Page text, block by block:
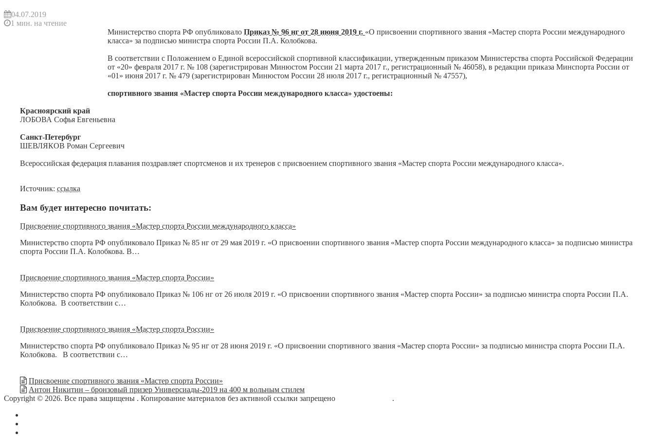
04.07.2019
1 мин. на чтение
Министерство спорта РФ опубликовалоПриказ № 96 нг от 28 июня 2019 г. «О присвоении спортивного звания «Мастер спорта России международного
класса» за подписью министра спорта России П.А. Колобкова.
В соответствии с Положением о Единой всероссийской спортивной классификации, утвержденным приказом Министерства спорта Российской Федерации
от «20» февраля 2017 г. № 108 (зарегистрирован Минюстом России 21 марта 2017 г., регистрационный № 46058), в редакции приказа Минспорта России от
«01» июня 2017 г. № 479 (зарегистрирован Минюстом России 28 июля 2017 г., регистрационный № 47557),
спортивного звания «Мастер спорта России международного класса» удостоены:
Красноярский край
ЛОБОВА Софья Евгеньевна
Санкт-Петербург
ШЕВЛЯКОВ Роман Сергеевич
Всероссийская федерация плавания поздравляет спортсменов и их тренеров с присвоением спортивного звания «Мастер спорта России международного класса».
Источник:ссылка
Вам будет интересно почитать:
Присвоение спортивного звания «Мастер спорта России международного класса»
Министерство спорта РФ опубликовало Приказ № 85 нг от 29 мая 2019 г. «О присвоении спортивного звания «Мастер спорта России международного класса» за подписью министра
спорта России П.А. Колобкова. В…
Присвоение спортивного звания «Мастер спорта России»
Министерство спорта РФ опубликовало Приказ № 106 нг от 26 июля 2019 г. «О присвоении спортивного звания «Мастер спорта России» за подписью министра спорта России П.А.
Колобкова. В соответствии с…
Присвоение спортивного звания «Мастер спорта России»
Министерство спорта РФ опубликовало Приказ № 95 нг от 28 июня 2019 г. «О присвоении спортивного звания «Мастер спорта России» за подписью министра спорта России П.А.
Колобкова. В соответствии с…
Присвоение спортивного звания «Мастер спорта России»
Антон Никитин – бронзовый призер Универсиады-2019 на 400 м вольным стилем
Copyright © 2026. Все права защищены . Копирование материалов без активной ссылки запрещено
.